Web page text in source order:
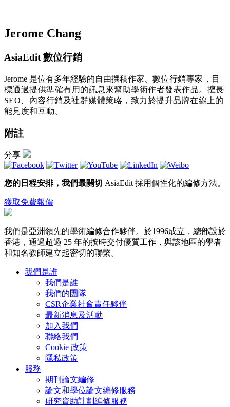
Jerome Chang
AsiaEdit 數位行銷
Jerome 是位有多年經驗的自由撰稿作家、 數位行銷專家，目
標通過提供準確有用的訊息來幫助學術作者發表作品。擅長
SEO、內容行銷及社群媒體策略，致力於提升品牌在線上的
能見度和互動。
附註
分享
您的日程安排，我們最關切 AsiaEdit 採用個性化的編修方法。
獲取免費報價
我們是亞洲領先的學術編修合作夥伴。於1996成立，總部設於
香港，通過超過 25 年的按時交付優質工作，與該地區的學者
和知名教師建立起密切的聯繫。
我們是誰
我們是誰
我們的團隊
CSR企業社會責任夥伴
最新消息及活動
加入我們
聯絡我們
Cookie 政策
隱私政策
服務
期刊論文編修
論文和學位論文編修服務
研究資助計劃編修服務